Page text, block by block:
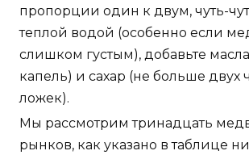
пропорции один к двум, чуть-
теплой водой (особенно если
слишком густым), добавьте
капель) и сахар (не больше двух
ложек).
Мы рассмотрим тринадцать
рынков, как указано в таблице